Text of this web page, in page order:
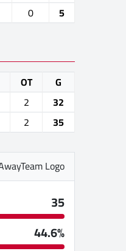
0 5
OT
G
2
32
2 35
35
44.6%